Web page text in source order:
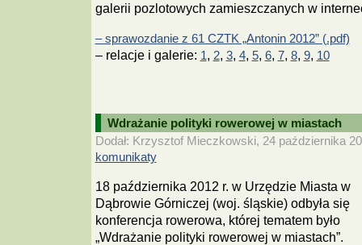
galerii pozlotowych zamieszczanych w
– sprawozdanie z 61 CZTK „Antonin 2012” (.pdf)
– relacje i galerie: 1, 2, 3, 4, 5, 6, 7, 8, 9, 10
Wdrażanie polityki rowerowej w miastach
Dodał: Krzysztof Mieczkowski, 24 października
komunikaty
18 października 2012 r. w Urzędzie Miasta w
Dąbrowie Górniczej (woj. śląskie) odbyła się
konferencja rowerowa, której tematem było
„Wdrażanie polityki rowerowej w miastach”.